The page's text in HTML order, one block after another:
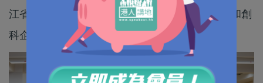
江省杭州市，與當地官員會面，並到訪當地學校和創
科企業，以推動浙港兩地在人工智能教育的交流。